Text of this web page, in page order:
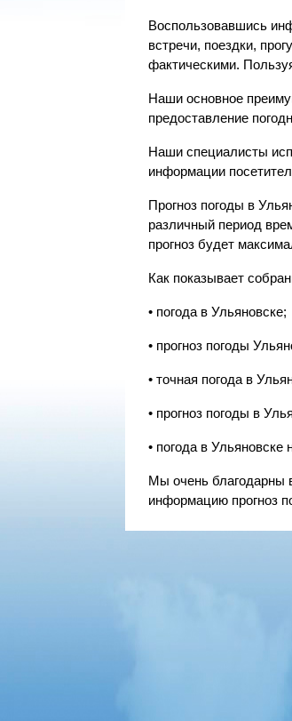
Воспользовавшись
встречи, поездки,
фактическими.
Наши основное
предоставление
Наши специалисты
информации
Прогноз погоды в
различный период
прогноз будет
Как показывает
• погода в Ульяновске;
• прогноз погоды
• точная погода в
• прогноз погоды в
• погода в
Мы очень благодарны
информацию прогноз